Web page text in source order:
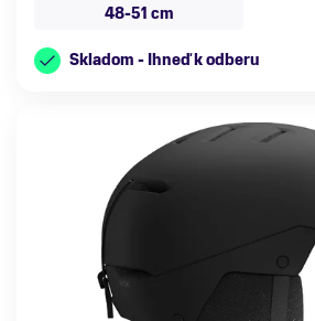
48-51 cm
Skladom - Ihneď k odberu